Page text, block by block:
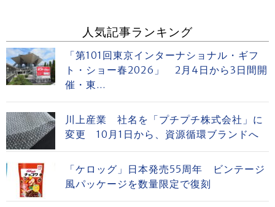
人気記事ランキング
「第101回東京インターナショナル・ギフ
ト・ショー春2026」 2月4日から3日間開
催・東...
川上産業 社名を「プチプチ株式会社」に
変更 10月1日から、資源循環ブランドへ
「ケロッグ」日本発売55周年 ビンテージ
風パッケージを数量限定で復刻